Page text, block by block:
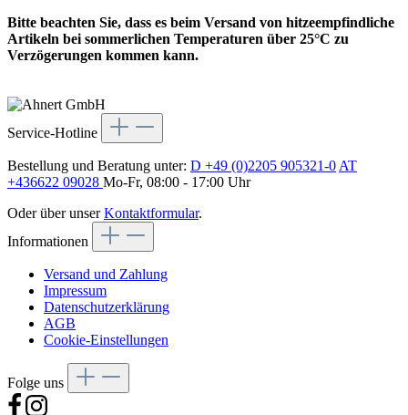
Bitte beachten Sie, dass es beim Versand von hitzeempfindliche
Artikeln bei sommerlichen Temperaturen über 25°C zu
Verzögerungen kommen kann.
Service-Hotline
Bestellung und Beratung unter: D +49 (0)2205 905321-0 AT
+436622 09028 Mo-Fr, 08:00 - 17:00 Uhr
Oder über unserKontaktformular.
Informationen
Versand und Zahlung
Impressum
Datenschutzerklärung
AGB
Cookie-Einstellungen
Folge uns